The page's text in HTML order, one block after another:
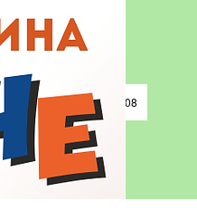
00:00 / 03:08